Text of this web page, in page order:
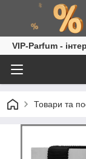
VIP-Parfum -
Товари та